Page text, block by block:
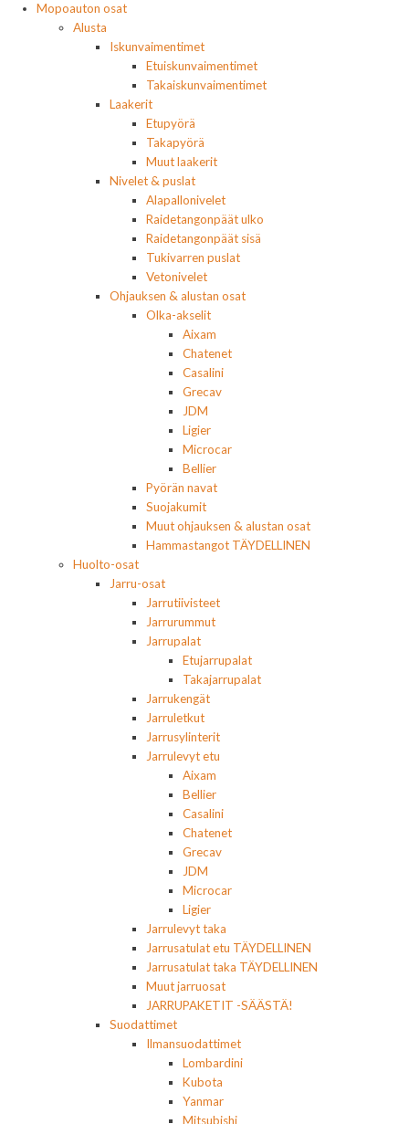
Mopoauton osat
Alusta
Iskunvaimentimet
Etuiskunvaimentimet
Takaiskunvaimentimet
Laakerit
Etupyörä
Takapyörä
Muut laakerit
Nivelet & puslat
Alapallonivelet
Raidetangonpäät ulko
Raidetangonpäät sisä
Tukivarren puslat
Vetonivelet
Ohjauksen & alustan osat
Olka-akselit
Aixam
Chatenet
Casalini
Grecav
JDM
Ligier
Microcar
Bellier
Pyörän navat
Suojakumit
Muut ohjauksen & alustan osat
Hammastangot TÄYDELLINEN
Huolto-osat
Jarru-osat
Jarrutiivisteet
Jarrurummut
Jarrupalat
Etujarrupalat
Takajarrupalat
Jarrukengät
Jarruletkut
Jarrusylinterit
Jarrulevyt etu
Aixam
Bellier
Casalini
Chatenet
Grecav
JDM
Microcar
Ligier
Jarrulevyt taka
Jarrusatulat etu TÄYDELLINEN
Jarrusatulat taka TÄYDELLINEN
Muut jarruosat
JARRUPAKETIT -SÄÄSTÄ!
Suodattimet
Ilmansuodattimet
Lombardini
Kubota
Yanmar
Mitsubishi